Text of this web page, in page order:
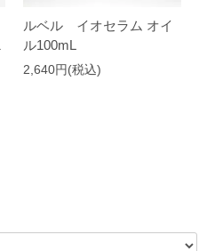
ルベル イオセラム オイ
ル100mL
2,640円(税込)